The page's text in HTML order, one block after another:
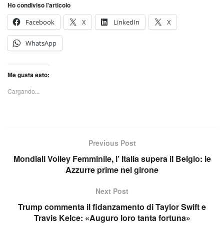
Ho condiviso l'articolo
Facebook
X LinkedIn X
WhatsApp
Me gusta esto:
Cargando...
Previous Post
Mondiali Volley Femminile, l’ Italia supera il Belgio: le
Azzurre prime nel girone
Next Post
Trump commenta il fidanzamento di Taylor Swift e
Travis Kelce: «Auguro loro tanta fortuna»